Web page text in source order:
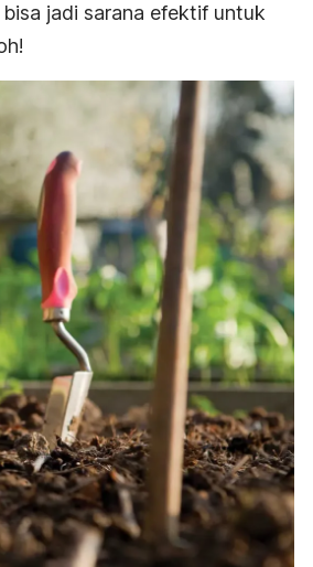
jadi sarana efektif untuk